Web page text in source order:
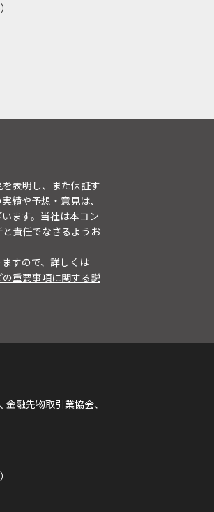
表明し、また保証す
績や予想・意見は、
ます。当社は本コン
責任でなさるようお
すので、詳しくは
重要事項に関する説
融先物取引業協会、